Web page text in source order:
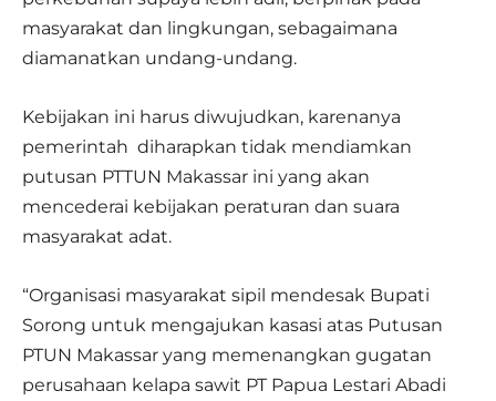
masyarakat dan lingkungan, sebagaimana
diamanatkan undang-undang.
Kebijakan ini harus diwujudkan, karenanya
pemerintah diharapkan tidak mendiamkan
putusan PTTUN Makassar ini yang akan
mencederai kebijakan peraturan dan suara
masyarakat adat.
“Organisasi masyarakat sipil mendesak Bupati
Sorong untuk mengajukan kasasi atas Putusan
PTUN Makassar yang memenangkan gugatan
perusahaan kelapa sawit PT Papua Lestari Abadi